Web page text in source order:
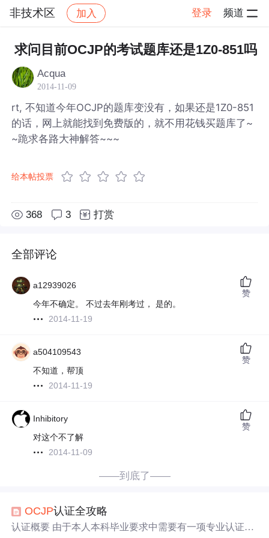
非技术区 加入 登录 频道
社区 非技术区 帖子详情
求问目前OCJP的考试题库还是1Z0-851吗
Acqua
2014-11-09
rt, 不知道今年OCJP的题库变没有，如果还是1Z0-851
的话，网上就能找到免费版的，就不用花钱买题库了~
~跪求各路大神解答~~~
给本帖投票
368 3 打赏
全部评论
a12939026
今年不确定。 不过去年刚考过， 是的。
2014-11-19
赞
a504109543
不知道，帮顶
2014-11-19
赞
Inhibitory
对这个不了解
2014-11-09
赞
——到底了——
OCJP认证全攻略
认证概要 由于本人本科毕业要求中需要有一项专业认证书